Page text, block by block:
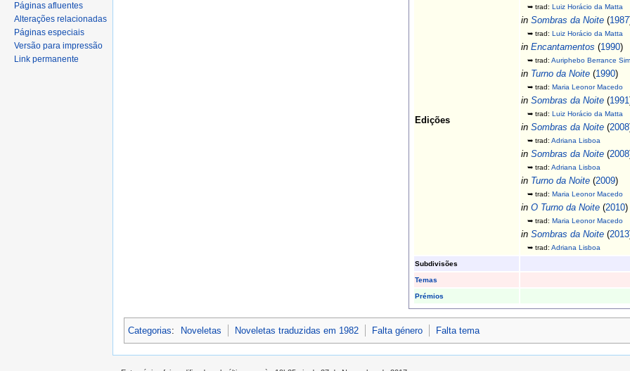
Edições
➥ trad: Luiz Horácio da Matta
in Sombras da Noite (1987
➥ trad: Luiz Horácio da Matta
in Encantamentos (1990)
➥ trad: Auriphebo Berrance
in Turno da Noite (1990)
➥ trad: Maria Leonor Macedo
in Sombras da Noite (1991
➥ trad: Luiz Horácio da Matta
in Sombras da Noite (2008
➥ trad: Adriana Lisboa
in Sombras da Noite (2008
➥ trad: Adriana Lisboa
in Turno da Noite (2009)
➥ trad: Maria Leonor Macedo
in O Turno da Noite (2010)
➥ trad: Maria Leonor Macedo
in Sombras da Noite (2013
➥ trad: Adriana Lisboa
Subdivisões
Temas
Prémios
Categorias: Noveletas Noveletas traduzidas em 1982 Falta género Falta tema
Páginas afluentes
Alterações relacionadas
Páginas especiais
Versão para impressão
Link permanente